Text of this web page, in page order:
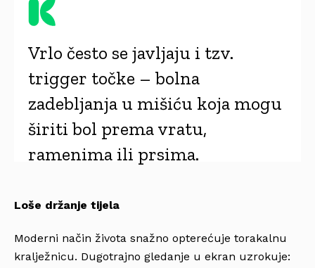
Vrlo često se javljaju i tzv.
trigger točke – bolna
zadebljanja u mišiću koja mogu
širiti bol prema vratu,
ramenima ili prsima.
Loše držanje tijela
Moderni način života snažno opterećuje torakalnu
kralježnicu. Dugotrajno gledanje u ekran uzrokuje: